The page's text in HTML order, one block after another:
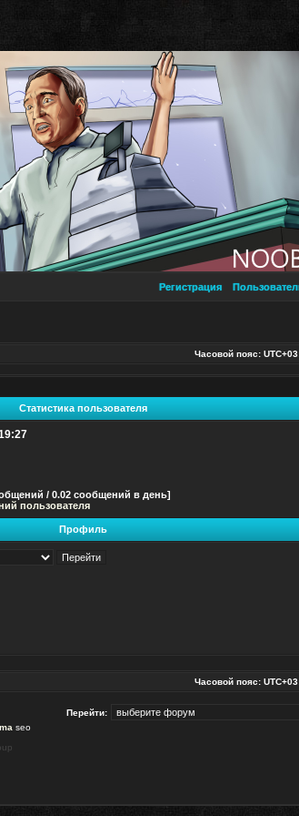
Регистрация
Часовой пояс:
Статистика пользователя
/ 0.02 сообщений в день]
пользователя
Профиль
Часовой пояс:
Перейти:
seo